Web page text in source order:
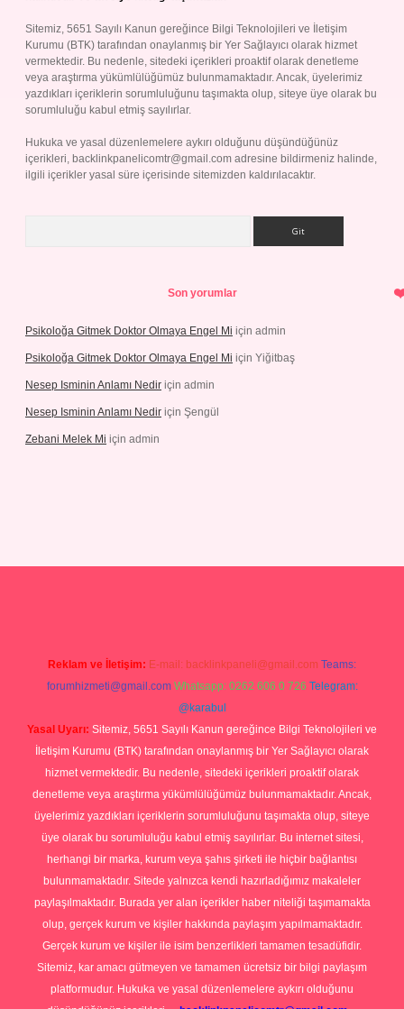
Sitemiz, 5651 Sayılı Kanun gereğince Bilgi Teknolojileri ve İletişim
Kurumu (BTK) tarafından onaylanmış bir Yer Sağlayıcı olarak hizmet
vermektedir. Bu nedenle, sitedeki içerikleri proaktif olarak denetleme
veya araştırma yükümlülüğümüz bulunmamaktadır. Ancak, üyelerimiz
yazdıkları içeriklerin sorumluluğunu taşımakta olup, siteye üye olarak bu
sorumluluğu kabul etmiş sayılırlar.
Hukuka ve yasal düzenlemelere aykırı olduğunu düşündüğünüz
içerikleri, backlinkpanelicomtr@gmail.com adresine bildirmeniz halinde,
ilgili içerikler yasal süre içerisinde sitemizden kaldırılacaktır.
Son yorumlar
Psikoloğa Gitmek Doktor Olmaya Engel Mi için admin
Psikoloğa Gitmek Doktor Olmaya Engel Mi için Yiğitbaş
Nesep Isminin Anlamı Nedir için admin
Nesep Isminin Anlamı Nedir için Şengül
Zebani Melek Mi için admin
Reklam ve İletişim: E-mail: backlinkpaneli@gmail.com Teams:
forumhizmeti@gmail.com Whatsapp: 0262 606 0 726 Telegram:
@karabul
Yasal Uyarı: Sitemiz, 5651 Sayılı Kanun gereğince Bilgi Teknolojileri ve
İletişim Kurumu (BTK) tarafından onaylanmış bir Yer Sağlayıcı olarak
hizmet vermektedir. Bu nedenle, sitedeki içerikleri proaktif olarak
denetleme veya araştırma yükümlülüğümüz bulunmamaktadır. Ancak,
üyelerimiz yazdıkları içeriklerin sorumluluğunu taşımakta olup, siteye
üye olarak bu sorumluluğu kabul etmiş sayılırlar. Bu internet sitesi,
herhangi bir marka, kurum veya şahıs şirketi ile hiçbir bağlantısı
bulunmamaktadır. Sitede yalnızca kendi hazırladığımız makaleler
paylaşılmaktadır. Burada yer alan içerikler haber niteliği taşımamakta
olup, gerçek kurum ve kişiler hakkında paylaşım yapılmamaktadır.
Gerçek kurum ve kişiler ile isim benzerlikleri tamamen tesadüfidir.
Sitemiz, kar amacı gütmeyen ve tamamen ücretsiz bir bilgi paylaşım
platformudur. Hukuka ve yasal düzenlemelere aykırı olduğunu